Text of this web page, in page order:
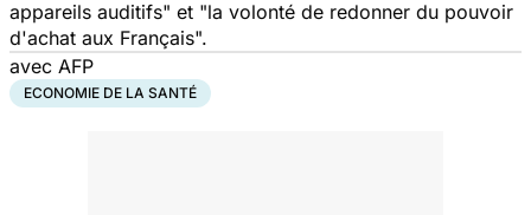
appareils auditifs" et "la volonté de redonner du pouvoir
d'achat aux Français".
avec AFP
ECONOMIE DE LA SANTÉ